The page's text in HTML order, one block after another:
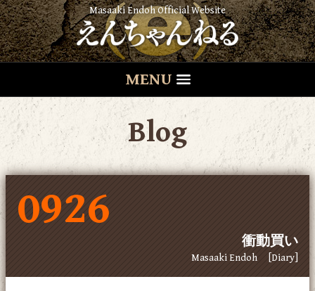
Masaaki Endoh Official Website
MENU
Blog
0926
衝動買い
Masaaki Endoh [Diary]